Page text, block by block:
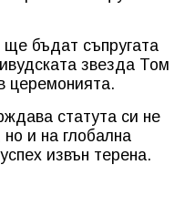
бъдат съпругата
звезда Том
церемонията.
статута си не
и на глобална
извън терена.